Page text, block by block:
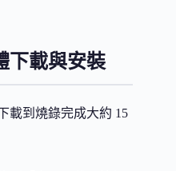
下載與安裝
載到燒錄完成大約 15